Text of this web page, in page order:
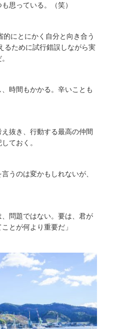
思っている。（笑）
にとにかく自分と向き合う
るために試行錯誤しながら実
時間もかかる。辛いことも
抜き、行動する最高の仲間
ておく。
うのは変かもしれないが、
、問題ではない。要は、君が
とが何より重要だ」